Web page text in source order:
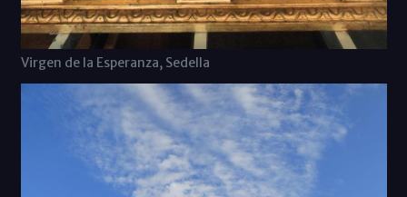
Virgen de la Esperanza, Sedella